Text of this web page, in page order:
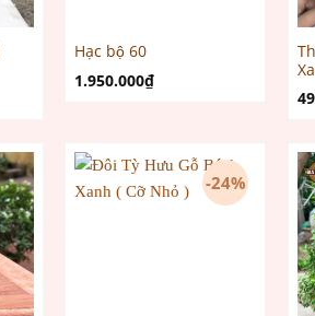
Hạc bộ 60
1.950.000₫
-24%